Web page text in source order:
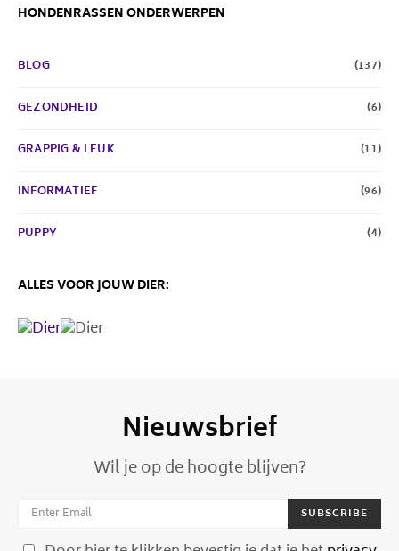
HONDENRASSEN ONDERWERPEN
BLOG (137)
GEZONDHEID (6)
GRAPPIG & LEUK (11)
INFORMATIEF (96)
PUPPY (4)
ALLES VOOR JOUW DIER:
Nieuwsbrief
Wil je op de hoogte blijven?
SUBSCRIBE